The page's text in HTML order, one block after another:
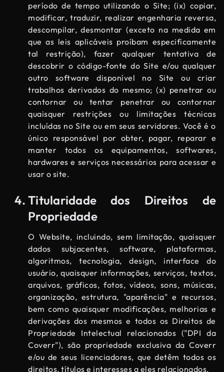
período de tempo utilizando o Site; (ix) copiar,
modificar, traduzir, realizar engenharia reversa,
descompilar, desmontar (exceto na medida em
que as leis aplicáveis ​​proíbam especificamente
tal restrição), fazer qualquer tentativa de
descobrir o código-fonte do Site e/ou qualquer
outro software disponível no Site ou criar
trabalhos derivados do mesmo; (x) penetrar ou
contornar ou tentar penetrar ou contornar
quaisquer restrições ou limitações técnicas
incluídas no Site ou em seus servidores. Você é o
único responsável por obter, pagar, reparar e
manter todos os equipamentos, softwares,
hardwares e serviços necessários para acessar e
usar o site.
Titularidade dos Direitos de
Propriedade
O Website, incluindo, sem limitação, quaisquer
dados subjacentes, software, plataformas,
algoritmos, tecnologia, design, interface do
usuário, quaisquer informações, serviços, textos,
arquivos, gráficos, fotos, vídeos, sons, músicas,
organização, estrutura, "aparência" e recursos,
bem como quaisquer modificações, melhorias e
derivações dos mesmos e todos os Direitos de
Propriedade Intelectual relacionados ("DPI da
Coverr"), são propriedade exclusiva da Coverr
e/ou de seus licenciadores, que detêm todos os
direitos, títulos e interesses a eles relacionados.